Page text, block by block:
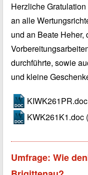
Herzliche
an alle
und an Beate
durchführte, sowie
und kleine
KIWK261PR.doc
KWK261K1.doc
Umfrage: Wie